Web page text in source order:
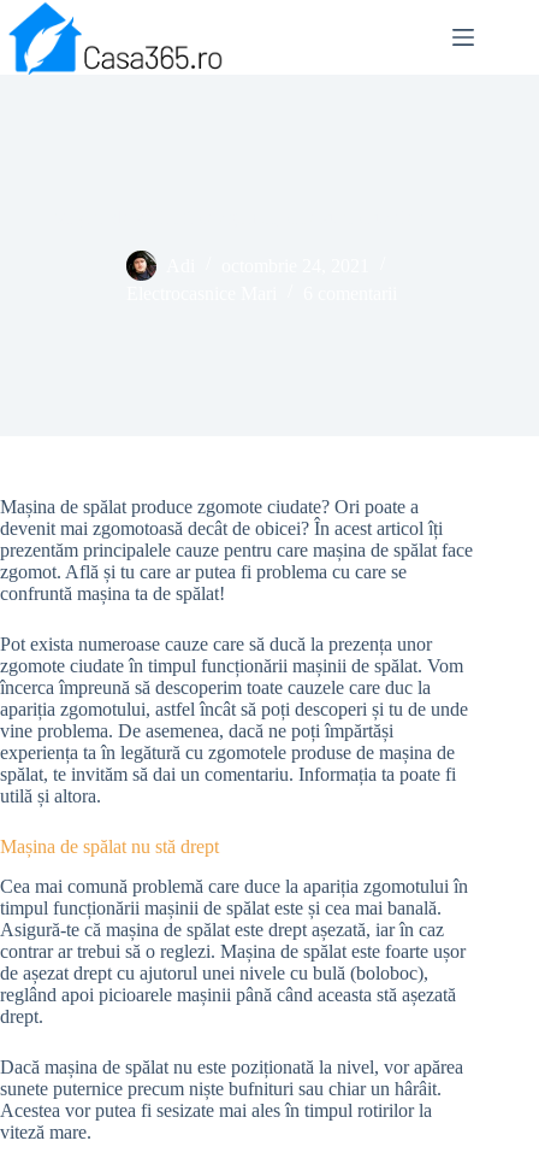
la
conținut
Mașina de spălat produce zgomote ciudate? Ori poate a
devenit mai zgomotoasă decât de obicei? În acest articol îți
prezentăm principalele cauze pentru care mașina de spălat face
zgomot. Află și tu care ar putea fi problema cu care se
confruntă mașina ta de spălat!
Pot exista numeroase cauze care să ducă la prezența unor
zgomote ciudate în timpul funcționării mașinii de spălat. Vom
încerca împreună să descoperim toate cauzele care duc la
apariția zgomotului, astfel încât să poți descoperi și tu de unde
vine problema. De asemenea, dacă ne poți împărtăși
experiența ta în legătură cu zgomotele produse de mașina de
spălat, te invităm să dai un comentariu. Informația ta poate fi
utilă și altora.
Mașina de spălat nu stă drept
Cea mai comună problemă care duce la apariția zgomotului în
timpul funcționării mașinii de spălat este și cea mai banală.
Asigură-te că mașina de spălat este drept așezată, iar în caz
contrar ar trebui să o reglezi. Mașina de spălat este foarte ușor
de așezat drept cu ajutorul unei nivele cu bulă (boloboc),
reglând apoi picioarele mașinii până când aceasta stă așezată
drept.
Dacă mașina de spălat nu este poziționată la nivel, vor apărea
sunete puternice precum niște bufnituri sau chiar un hârâit.
Acestea vor putea fi sesizate mai ales în timpul rotirilor la
viteză mare.